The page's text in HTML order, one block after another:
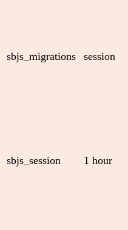
sbjs_migrations session
sbjs_session 1 hour